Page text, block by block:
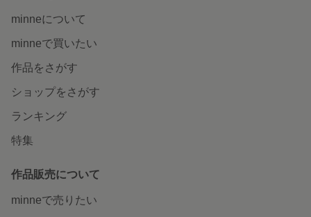
minneについて
minneで買いたい
作品をさがす
ショップをさがす
ランキング
特集
作品販売について
minneで売りたい